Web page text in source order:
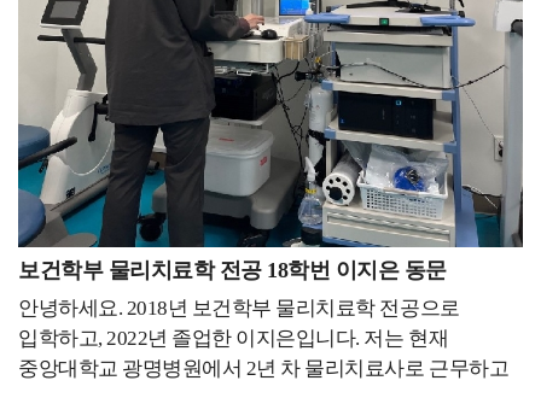
지난 지금, 그때의 기억을 연료 삼아 포기하고 싶은
순간마다 열어보고 다시 일어날 수 있는 용기를 얻고
있습니다. 모든 것이 처음이고 새롭기만 했던 스무 살과 그
이후 지금까지도 불완전함에 불안해지고 서투른 모습이
때론 싫어질 때도 있지만 그럴 때면 대학시절 기억을 꺼내
떠올려 보며 비틀대도 넘어지지 않도록 하루하루 노력하고
있습니다. 이 글을 읽는 모든 학우 분들도 백석인으로서의
자긍심과 자부심을 갖길 바라며, 각자 이어 나갈 미래를
응원하겠습니다. 감사합니다.
받으면서 부족한 부분들을 개선할 수 있었고, 많은 도움을
받을 수 있었습니다. 이런 과정들 덕분에 처음으로
지원하는 항공사에서 한 번에 합격할 수 있었던 거
같습니다. 이 자리를 빌려 나윤서 교수님께 감사하다는
말씀 전해 드리고 싶습니다. 저는 이제 취업을 하게 되어
직장 생활을 하게 될 텐데, 대학생 때 가졌던 마음가짐과
태도를 바탕으로 현실에 안주하지 않고 계속해서 발전해
나가는 사람이 되려 합니다. 이 글을 보고 있는
후배들에게는 좋은 동기부여가 되었으면 좋겠습니다.
여러분의 앞날을 응원하겠습니다!
근무하면서 생겼던 현장에서 궁금한 점들을 실제로 실험해
보면서 연구할 수 있었습니다.우리 대학에는 다양하고
우수한 검안 장비를 갖추고 있어서 연구를 수행하기에
매우 좋은 환경입니다. 또한 지도 교수님과 대학원
학우들과 같이 연구도 하며 학술대회에서 우수논문상도
수상하였습니다.대학원 졸업 후 저는 모교 안경광학과
후배들에게 강의하고 있습니다.수업을 통해서 후배들을
만나게 되어 매우 뿌듯하며 그만큼 열심히 수업을
준비하고 여러 가지 진로에 대해서도 함께 이야기할 수
있도록 하고 있습니다.열심히 노력한 결과 우수 교원에도
선정되는 뜻깊은 결과도 얻었습니다.대학교에 다니면서
진로에 대해서 정말 많이 고민했었던 거 같습니다.
안경광학과의 경우 안경사나 검안사만 생각하는 경우가
보건학부 물리치료학 전공 18학번 이지은 동문
안녕하세요. 2018년 보건학부 물리치료학 전공으로
입학하고, 2022년 졸업한 이지은입니다. 저는 현재
중앙대학교 광명병원에서 2년 차 물리치료사로 근무하고